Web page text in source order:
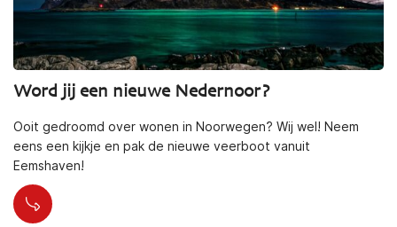
Word jij een nieuwe Nedernoor?
Ooit gedroomd over wonen in Noorwegen? Wij wel! Neem
eens een kijkje en pak de nieuwe veerboot vanuit
Eemshaven!